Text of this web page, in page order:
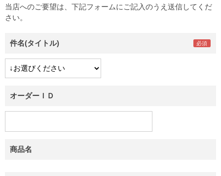
当店へのご要望は、下記フォームにご記入のうえ送信してくだ
さい。
件名(タイトル)
オーダーＩＤ
商品名